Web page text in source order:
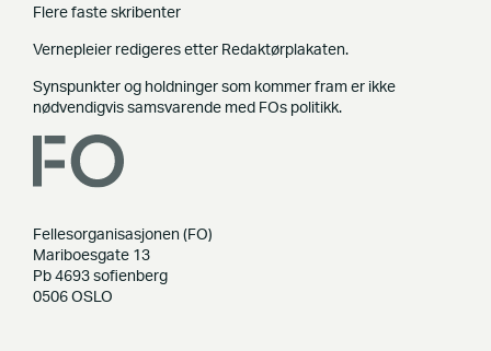
Flere faste skribenter
Vernepleier redigeres etter Redaktørplakaten.
Synspunkter og holdninger som kommer fram er ikke
nødvendigvis samsvarende med FOs politikk.
Fellesorganisasjonen (FO)
Mariboesgate 13
Pb 4693 sofienberg
0506 OSLO